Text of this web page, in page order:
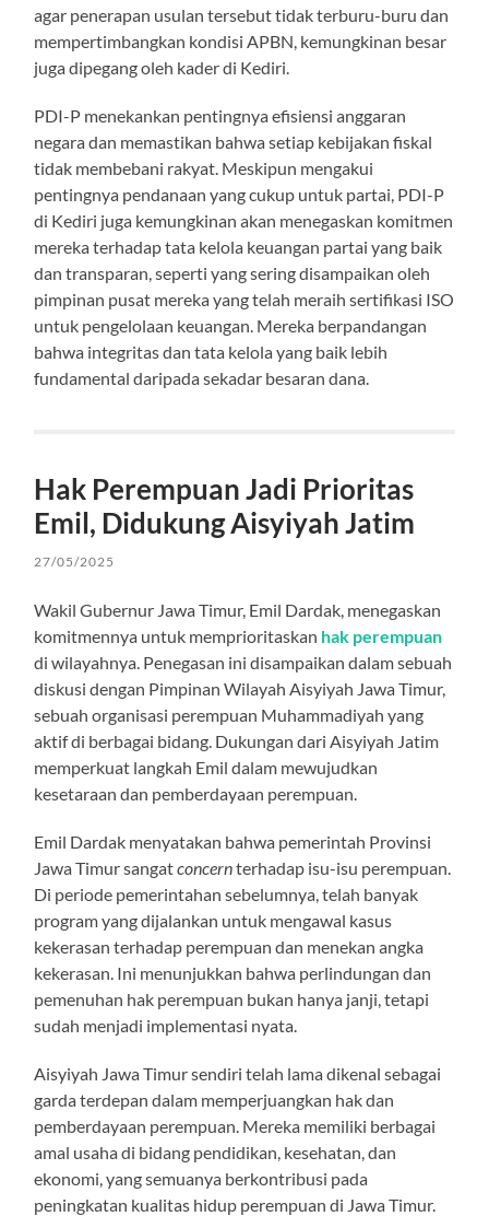
agar penerapan usulan tersebut tidak terburu-buru dan
mempertimbangkan kondisi APBN, kemungkinan besar
juga dipegang oleh kader di Kediri.
PDI-P menekankan pentingnya efisiensi anggaran
negara dan memastikan bahwa setiap kebijakan fiskal
tidak membebani rakyat. Meskipun mengakui
pentingnya pendanaan yang cukup untuk partai, PDI-P
di Kediri juga kemungkinan akan menegaskan komitmen
mereka terhadap tata kelola keuangan partai yang baik
dan transparan, seperti yang sering disampaikan oleh
pimpinan pusat mereka yang telah meraih sertifikasi ISO
untuk pengelolaan keuangan. Mereka berpandangan
bahwa integritas dan tata kelola yang baik lebih
fundamental daripada sekadar besaran dana.
Hak Perempuan Jadi Prioritas
Emil, Didukung Aisyiyah Jatim
27/05/2025
Wakil Gubernur Jawa Timur, Emil Dardak, menegaskan
komitmennya untuk memprioritaskan hak perempuan
di wilayahnya. Penegasan ini disampaikan dalam sebuah
diskusi dengan Pimpinan Wilayah Aisyiyah Jawa Timur,
sebuah organisasi perempuan Muhammadiyah yang
aktif di berbagai bidang. Dukungan dari Aisyiyah Jatim
memperkuat langkah Emil dalam mewujudkan
kesetaraan dan pemberdayaan perempuan.
Emil Dardak menyatakan bahwa pemerintah Provinsi
Jawa Timur sangatconcernterhadap isu-isu perempuan.
Di periode pemerintahan sebelumnya, telah banyak
program yang dijalankan untuk mengawal kasus
kekerasan terhadap perempuan dan menekan angka
kekerasan. Ini menunjukkan bahwa perlindungan dan
pemenuhan hak perempuan bukan hanya janji, tetapi
sudah menjadi implementasi nyata.
Aisyiyah Jawa Timur sendiri telah lama dikenal sebagai
garda terdepan dalam memperjuangkan hak dan
pemberdayaan perempuan. Mereka memiliki berbagai
amal usaha di bidang pendidikan, kesehatan, dan
ekonomi, yang semuanya berkontribusi pada
peningkatan kualitas hidup perempuan di Jawa Timur.